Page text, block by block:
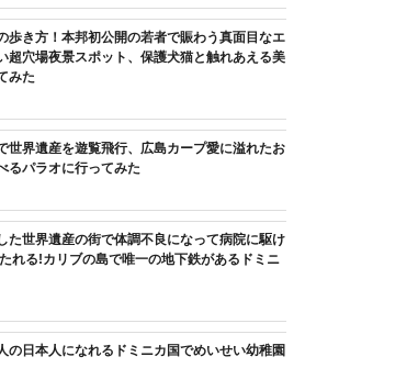
歩き方！本邦初公開の若者で賑わう真面目なエ
超穴場夜景スポット、保護犬猫と触れあえる美
みた
世界遺産を遊覧飛行、広島カープ愛に溢れたお
るパラオに行ってみた
た世界遺産の街で体調不良になって病院に駆け
れる!カリブの島で唯一の地下鉄があるドミニ
の日本人になれるドミニカ国でめいせい幼稚園